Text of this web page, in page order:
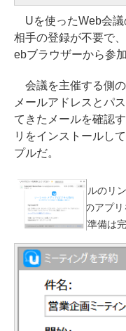
Uを使ったWeb会議
相手の登録が不要で
ebブラウザーから参
会議を主催する側
メールアドレスとパ
てきたメールを確認
リをインストールし
プルだ。
届いた確認メールのリ
クリックし、Uのアプ
ストールすれば準備は